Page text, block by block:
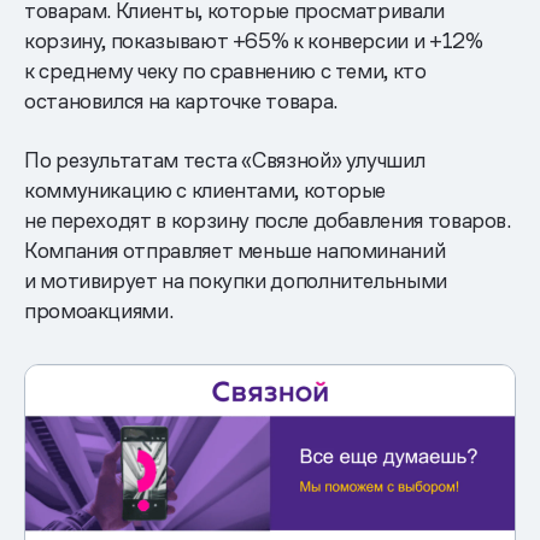
товарам. Клиенты, которые просматривали
корзину, показывают +65% к конверсии и +12%
к среднему чеку по сравнению с теми, кто
остановился на карточке товара.
По результатам теста «Связной» улучшил
коммуникацию с клиентами, которые
не переходят в корзину после добавления товаров.
Компания отправляет меньше напоминаний
и мотивирует на покупки дополнительными
промоакциями.